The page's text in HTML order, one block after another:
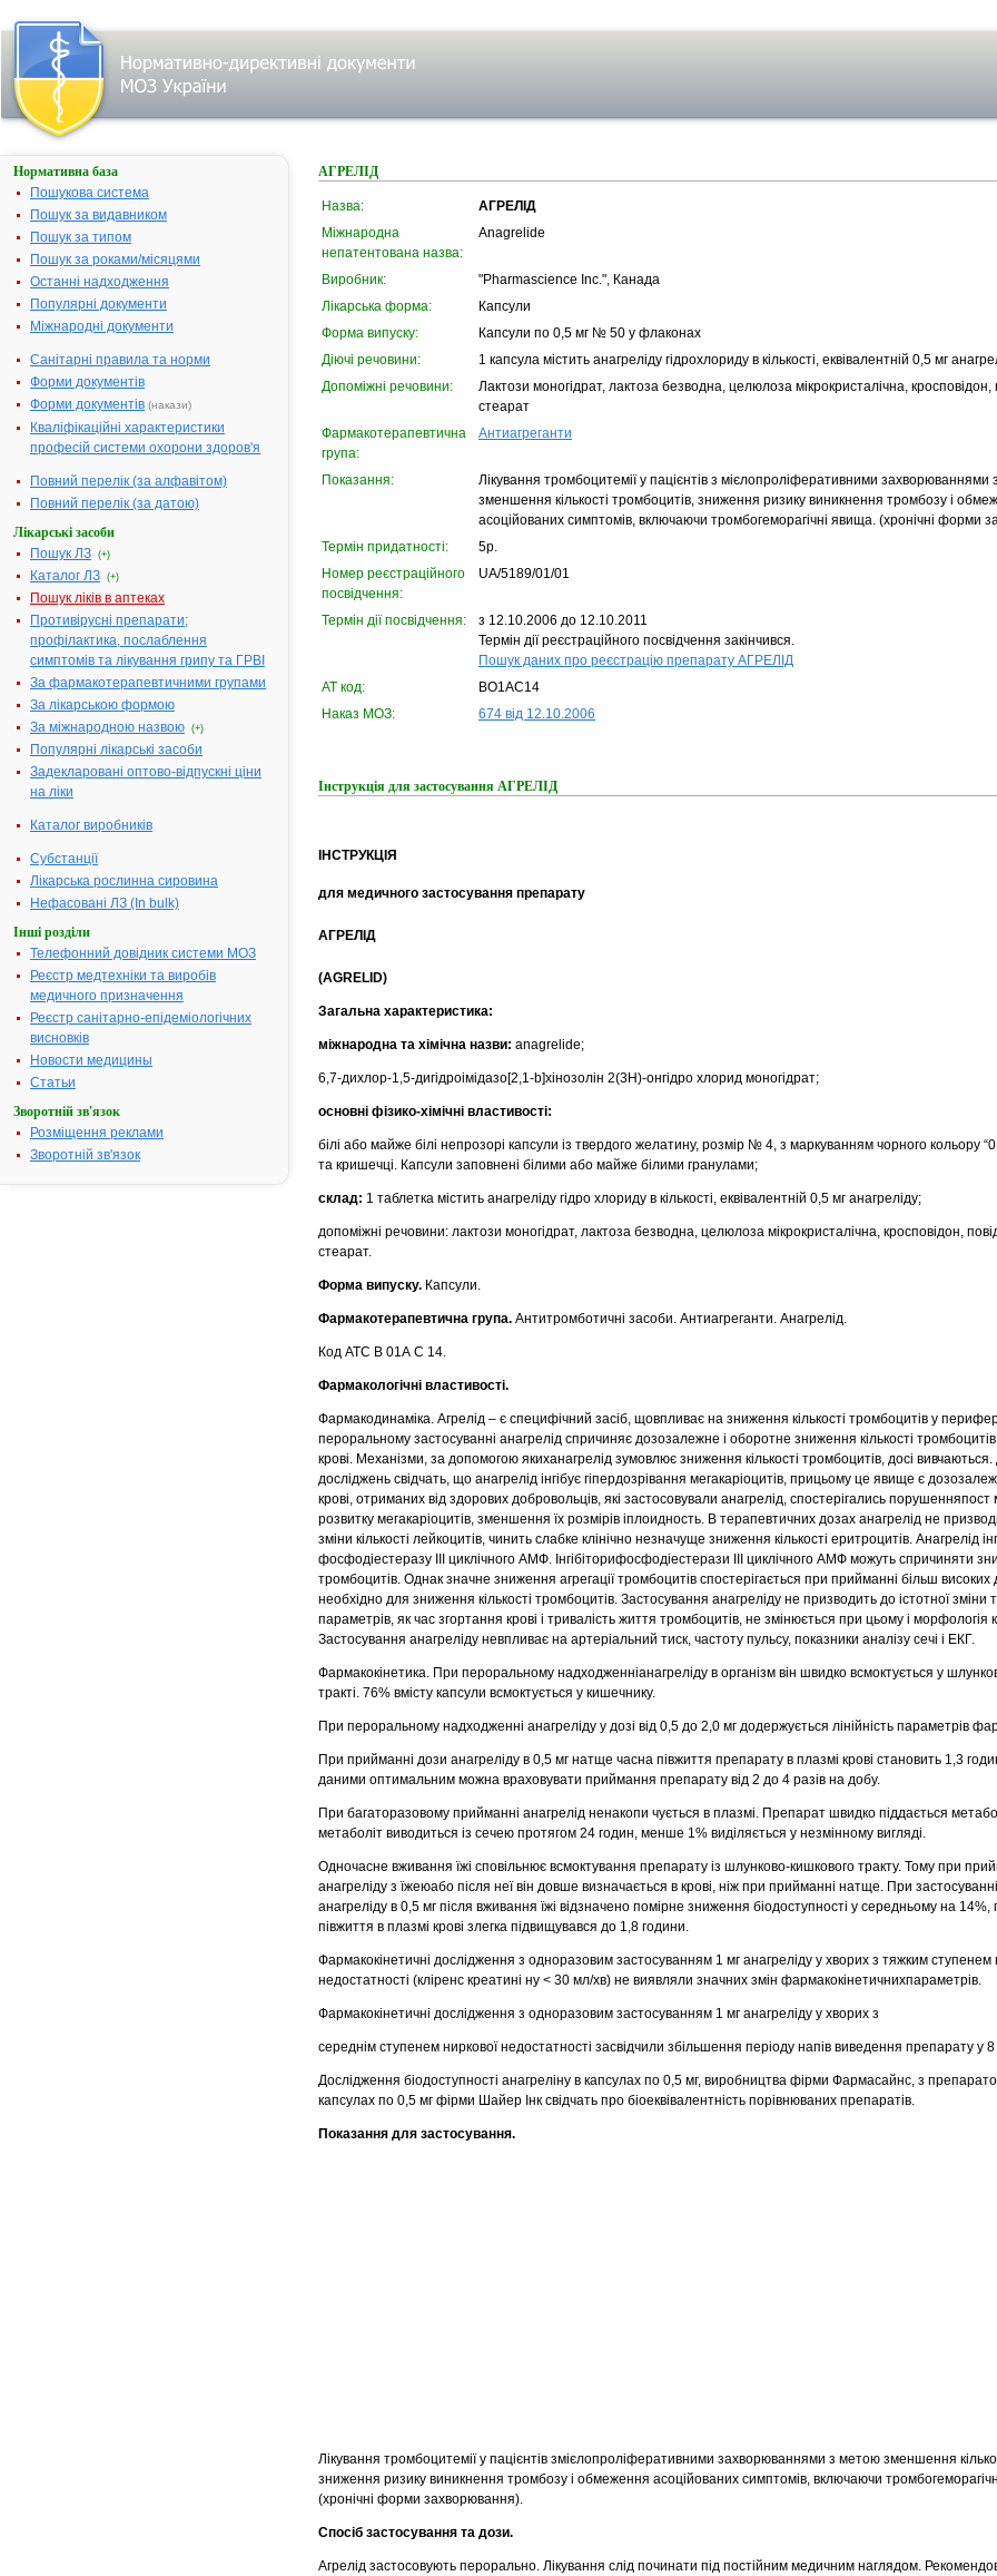
Нормативна база
Пошукова система
Пошук за видавником
Пошук за типом
Пошук за роками/місяцями
Останні надходження
Популярні документи
Міжнародні документи
Санітарні правила та норми
Форми документів
Форми документів (накази)
Кваліфікаційні характеристики
професій системи охорони здоров'я
Повний перелік (за алфавітом)
Повний перелік (за датою)
Лікарські засоби
Пошук ЛЗ (+)
Каталог ЛЗ (+)
Пошук ліків в аптеках
Противірусні препарати;
профілактика, послаблення
симптомів та лікування грипу та ГРВІ
За фармакотерапевтичними групами
За лікарською формою
За міжнародною назвою (+)
Популярні лікарські засоби
Задекларовані оптово-відпускні ціни
на ліки
Каталог виробників
Субстанції
Лікарська рослинна сировина
Нефасовані ЛЗ (In bulk)
Інші розділи
Телефонний довідник системи МОЗ
Реєстр медтехніки та виробів
медичного призначення
Реєстр санітарно-епідеміологічних
висновків
Новости медицины
Статьи
Зворотній зв'язок
Розміщення реклами
Зворотній зв'язок
АГРЕЛІД
Назва:
АГРЕЛІД
Міжнародна
непатентована назва:
Anagrelide
Виробник:
"Pharmascience Inc.", Канада
Лікарська форма:
Капсули
Форма випуску:
Капсули по 0,5 мг № 50 у флаконах
Діючі речовини:
1 капсула містить анагреліду гідрохлориду в кількості, еквівалентній 0,5 мг
Допоміжні речовини:
Лактози моногідрат, лактоза безводна, целюлоза мікрокристалічна, кросповідон,
стеарат
Фармакотерапевтична
група:
Антиагреганти
Показання:
Лікування тромбоцитемії у пацієнтів з мієлопроліферативними захворюваннями
зменшення кількості тромбоцитів, зниження ризику виникнення тромбозу і
асоційованих симптомів, включаючи тромбогеморагічні явища. (хронічні форми
Термін придатності:
5р.
Номер реєстраційного
посвідчення:
UA/5189/01/01
Термін дії посвідчення:
з 12.10.2006 до 12.10.2011
Термін дії реєстраційного посвідчення закінчився.
Пошук даних про реєстрацію препарату АГРЕЛІД
АТ код:
BO1AC14
Наказ МОЗ:
674 від 12.10.2006
Інструкція для застосування АГРЕЛІД
ІНСТРУКЦІЯ
для медичного застосування препарату
АГРЕЛІД
(AGRELID)
Загальна характеристика:
міжнародна та хімічна назви: anagrelide;
6,7-дихлор-1,5-дигідроімідазо[2,1-b]хінозолін 2(3Н)-онгідро хлорид моногідрат;
основні фізико-хімічні властивості:
білі або майже білі непрозорі капсули із твердого желатину, розмір № 4, з маркуванням чорного кольору
та кришечці. Капсули заповнені білими або майже білими гранулами;
склад: 1 таблетка містить анагреліду гідро хлориду в кількості, еквівалентній 0,5 мг анагреліду;
допоміжні речовини: лактози моногідрат, лактоза безводна, целюлоза мікрокристалічна, кросповідон,
стеарат.
Форма випуску. Капсули.
Фармакотерапевтична група. Антитромботичні засоби. Антиагреганти. Анагрелід.
Код АТС В 01А С 14.
Фармакологічні властивості.
Фармакодинаміка. Агрелід – є специфічний засіб, щовпливає на зниження кількості тромбоцитів у
пероральному застосуванні анагрелід спричиняє дозозалежне і оборотне зниження кількості
крові. Механізми, за допомогою якиханагрелід зумовлює зниження кількості тромбоцитів, досі вивчаються.
досліджень свідчать, що анагрелід інгібує гіпердозрівання мегакаріоцитів, прицьому це явище є
крові, отриманих від здорових добровольців, які застосовували анагрелід, спостерігались порушенняпост
розвитку мегакаріоцитів, зменшення їх розмірів іплоидность. В терапевтичних дозах анагрелід не
зміни кількості лейкоцитів, чинить слабке клінічно незначуще зниження кількості еритроцитів. Анагрелід
фосфодіестеразу III циклічного АМФ. Інгібіторифосфодіестерази III циклічного АМФ можуть спричиняти
тромбоцитів. Однак значне зниження агрегації тромбоцитів спостерігається при прийманні більш високих
необхідно для зниження кількості тромбоцитів. Застосування анагреліду не призводить до істотної зміни
параметрів, як час згортання крові і тривалість життя тромбоцитів, не змінюється при цьому і морфологія
Застосування анагреліду невпливає на артеріальний тиск, частоту пульсу, показники аналізу сечі і ЕКГ.
Фармакокінетика. При пероральному надходженніанагреліду в організм він швидко всмоктується у
тракті. 76% вмісту капсули всмоктується у кишечнику.
При пероральному надходженні анагреліду у дозі від 0,5 до 2,0 мг додержується лінійність параметрів
При прийманні дози анагреліду в 0,5 мг натще часна півжиття препарату в плазмі крові становить 1,3
даними оптимальним можна враховувати приймання препарату від 2 до 4 разів на добу.
При багаторазовому прийманні анагрелід ненакопи чується в плазмі. Препарат швидко піддається
метаболіт виводиться із сечею протягом 24 годин, менше 1% виділяється у незмінному вигляді.
Одночасне вживання їжі сповільнює всмоктування препарату із шлунково-кишкового тракту. Тому при
анагреліду з їжеюабо після неї він довше визначається в крові, ніж при прийманні натще. При
анагреліду в 0,5 мг після вживання їжі відзначено помірне зниження біодоступності у середньому на
півжиття в плазмі крові злегка підвищувався до 1,8 години.
Фармакокінетичні дослідження з одноразовим застосуванням 1 мг анагреліду у хворих з тяжким ступенем
недостатності (кліренс креатині ну < 30 мл/хв) не виявляли значних змін фармакокінетичнихпараметрів.
Фармакокінетичні дослідження з одноразовим застосуванням 1 мг анагреліду у хворих з
середнім ступенем ниркової недостатності засвідчили збільшення періоду напів виведення препарату у 8
Дослідження біодоступності анагреліну в капсулах по 0,5 мг, виробництва фірми Фармасайнс, з
капсулах по 0,5 мг фірми Шайер Інк свідчать про біоеквівалентність порівнюваних препаратів.
Показання для застосування.
Лікування тромбоцитемії у пацієнтів змієлопроліферативними захворюваннями з метою зменшення
зниження ризику виникнення тромбозу і обмеження асоційованих симптомів, включаючи
(хронічні форми захворювання).
Спосіб застосування та дози.
Агрелід застосовують перорально. Лікування слід починати під постійним медичним наглядом.